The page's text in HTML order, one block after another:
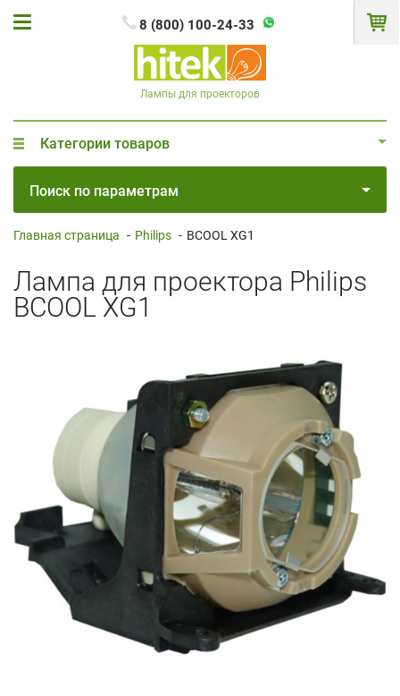
8 (800) 100-24-33
Лампы для проекторов
Категории товаров
Поиск по параметрам
Главная страница - Philips - BCOOL XG1
Лампа для проектора Philips
BCOOL XG1